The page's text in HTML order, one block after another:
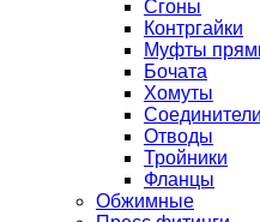
Сгоны
Контргайки
Муфты
Бочата
Хомуты
Соединители
Отводы
Тройники
Фланцы
Обжимные